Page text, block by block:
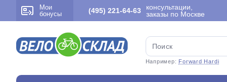
Мои
бонусы
(495) 221-64-63
консультации,
заказы по Москве
Например: Forward Hardi